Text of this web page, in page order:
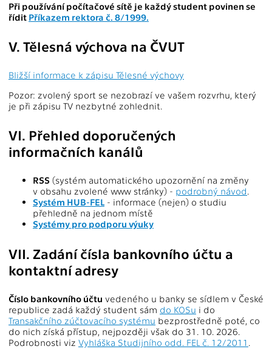
Při používání počítačové sítě je každý student povinen se
řídit Příkazem rektora č. 8/1999.
V. Tělesná výchova na ČVUT
Bližší informace k zápisu Tělesné výchovy
Pozor: zvolený sport se nezobrazí ve vašem rozvrhu, který
je při zápisu TV nezbytné zohlednit.
VI. Přehled doporučených
informačních kanálů
RSS (systém automatického upozornění na změny
v obsahu zvolené www stránky) - podrobný návod.
Systém HUB-FEL - informace (nejen) o studiu
přehledně na jednom místě
Systémy pro podporu výuky
VII. Zadání čísla bankovního účtu a
kontaktní adresy
Číslo bankovního účtu vedeného u banky se sídlem v České
republice zadá každý student sám do KOSu i do
Transakčního zúčtovacího systému bezprostředně poté, co
do nich získá přístup, nejpozději však do 31. 10. 2026.
Podrobnosti viz Vyhláška Studijního odd. FEL č. 12/2011